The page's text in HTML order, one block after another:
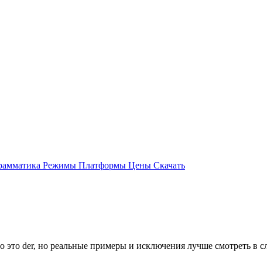
Режимы Платформы Цены Скачать
der, но реальные примеры и исключения лучше смотреть в